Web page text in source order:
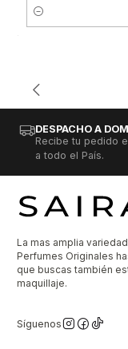
Cantidad
DESPACHO A
Recibe tu pedido
a todo el País.
La mas amplia
Perfumes Originales
que buscas también
maquillaje.
Síguenos